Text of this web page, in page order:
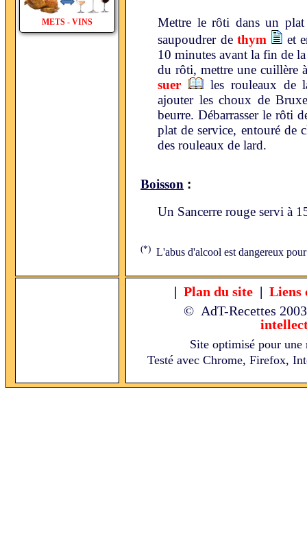
METS - VINS
Mettre le rôti dans un
saupoudrer dethym
et
10 minutes avant la fin de
du rôti, mettre une cuillère
suer
les rouleaux de
ajouter les choux de
beurre. Débarrasser le rôti
plat de service, entouré de
des rouleaux de lard.
Boisson :
Un Sancerre rouge servi à
(*) L'abus d'alcool est dangereux
| Plan du site | Liens
© AdT-Recettes
Site optimisé pour
Testé avec Chrome, Firefox,